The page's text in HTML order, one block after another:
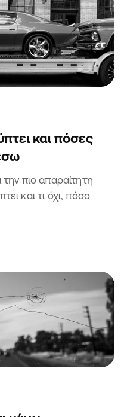
και πόσες
πιο απαραίτητη
και τι όχι, πόσο